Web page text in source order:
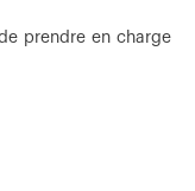
prendre en charge